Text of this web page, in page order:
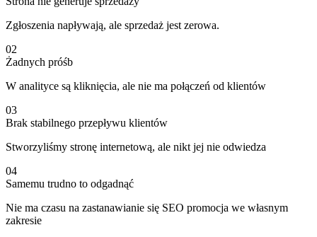
Zgłoszenia napływają, ale sprzedaż jest zerowa.
02
Żadnych próśb
W analityce są kliknięcia, ale nie ma połączeń od klientów
03
Brak stabilnego przepływu klientów
Stworzyliśmy stronę internetową, ale nikt jej nie odwiedza
04
Samemu trudno to odgadnąć
Nie ma czasu na zastanawianie się SEO promocja we własnym
zakresie